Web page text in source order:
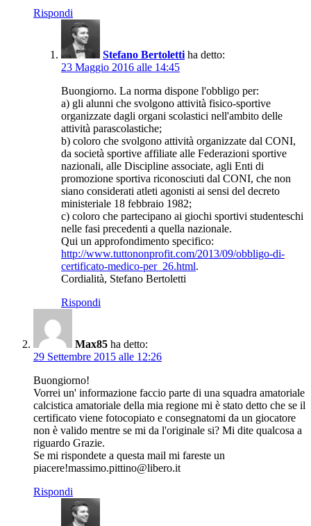
Rispondi
Stefano Bertoletti ha detto:
23 Maggio 2016 alle 14:45
Buongiorno. La norma dispone l'obbligo per:
a) gli alunni che svolgono attività fisico-sportive
organizzate dagli organi scolastici nell'ambito delle
attività parascolastiche;
b) coloro che svolgono attività organizzate dal CONI,
da società sportive affiliate alle Federazioni sportive
nazionali, alle Discipline associate, agli Enti di
promozione sportiva riconosciuti dal CONI, che non
siano considerati atleti agonisti ai sensi del decreto
ministeriale 18 febbraio 1982;
c) coloro che partecipano ai giochi sportivi studenteschi
nelle fasi precedenti a quella nazionale.
Qui un approfondimento specifico:
http://www.tuttononprofit.com/2013/09/obbligo-di-
certificato-medico-per_26.html.
Cordialità, Stefano Bertoletti
Rispondi
Max85 ha detto:
29 Settembre 2015 alle 12:26
Buongiorno!
Vorrei un' informazione faccio parte di una squadra amatoriale
calcistica amatoriale della mia regione mi è stato detto che se il
certificato viene fotocopiato e consegnatomi da un giocatore
non è valido mentre se mi da l'originale si? Mi dite qualcosa a
riguardo Grazie.
Se mi rispondete a questa mail mi fareste un
piacere!massimo.pittino@libero.it
Rispondi